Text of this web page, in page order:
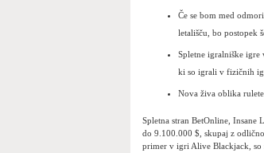
Če se bom med
letališču, bo postopek
Spletne igralniške igre
ki so igrali v fizičnih
Nova živa oblika
Spletna stran BetOnline,
do 9.100.000 $, skupaj z
primer v igri Alive Blackjack, so